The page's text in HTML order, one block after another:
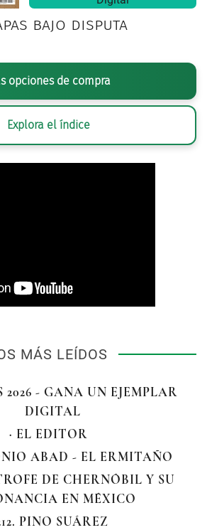
bajo disputa
opciones de compra
Explora el índice
MÁS LEÍDOS
2026 - GANA UN EJEMPLAR
DIGITAL
· EL EDITOR
ABAD - EL ERMITAÑO
DE CHERNÓBIL Y SU
EN MÉXICO
PINO SUÁREZ